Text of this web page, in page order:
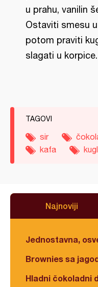
u prahu, vanilin
Ostaviti smesu
potom praviti
slagati u korpice.
TAGOVI
sir
kafa
Najnoviji
Jednostavna,
Brownies sa
Hladni čokoladni